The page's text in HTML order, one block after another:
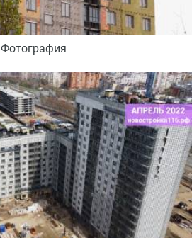
Фотография